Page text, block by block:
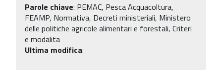
Parole chiave: PEMAC, Pesca Acquacoltura,
FEAMP, Normativa, Decreti ministeriali, Ministero
delle politiche agricole alimentari e forestali, Criteri
e modalita
Ultima modifica: